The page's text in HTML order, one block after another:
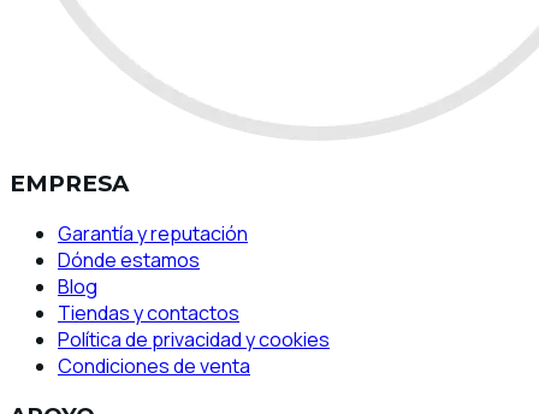
EMPRESA
Garantía y reputación
Dónde estamos
Blog
Tiendas y contactos
Política de privacidad y cookies
Condiciones de venta